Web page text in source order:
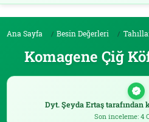
Ana Sayfa Besin Değerleri
Komagene Çiğ
Dyt. Şeyda Ertaş
Son inceleme: 4